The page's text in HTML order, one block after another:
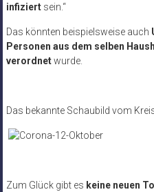
infiziertsein.“
Das könnten beispielsweise auch
Personen aus dem selben
verordnetwurde.
Das bekannte Schaubild vom
Zum Glück gibt es keine neuen